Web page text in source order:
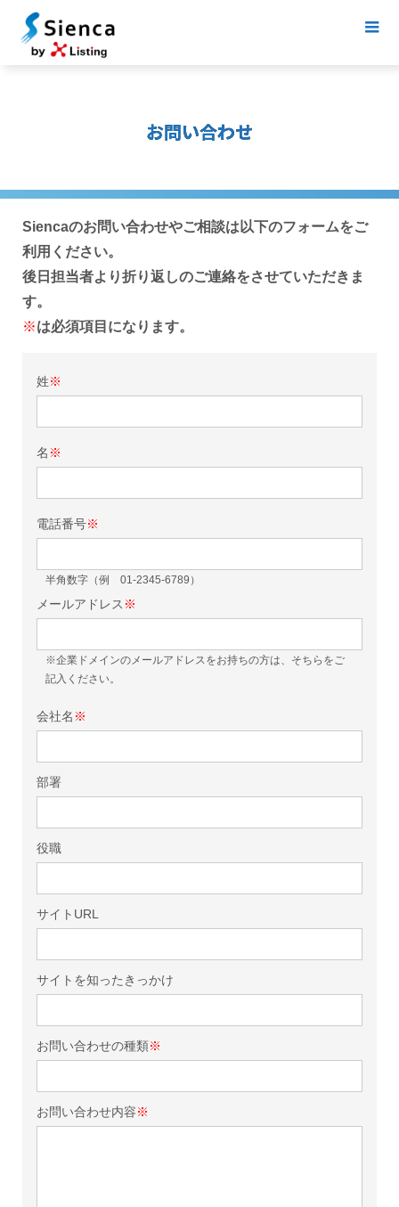
お問い合わせ
Siencaのお問い合わせやご相談は以下のフォームをご
利用ください。
後日担当者より折り返しのご連絡をさせていただきま
す。
※は必須項目になります。
姓※
名 ※
電話番号※
半角数字（例 01-2345-6789）
メールアドレス ※
※企業ドメインのメールアドレスをお持ちの方は、そちらをご
記入ください。
会社名 ※
部署
役職
サイトURL
サイトを知ったきっかけ
お問い合わせの種類※
お問い合わせ内容※